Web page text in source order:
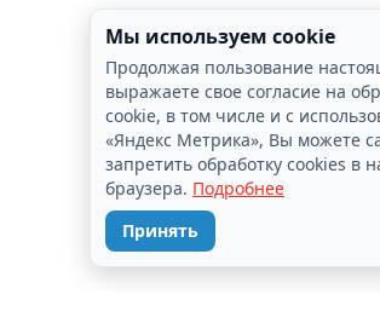
Мы используем cookie
Продолжая пользование
выражаете свое согласие на
cookie, в том числе и с
«Яндекс Метрика», Вы можете
запретить обработку cookies в
браузера. Подробнее
Принять